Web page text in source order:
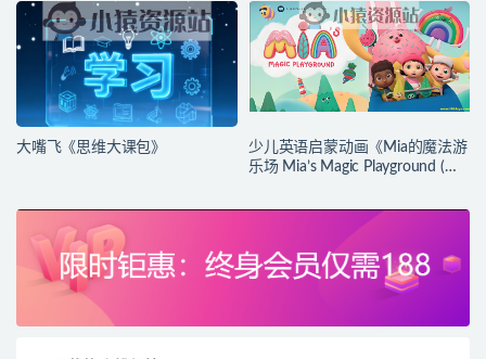
大嘴飞《思维大课包》
少儿英语启蒙动画《Mia的魔法游
乐场 Mia’s Magic Playground (动